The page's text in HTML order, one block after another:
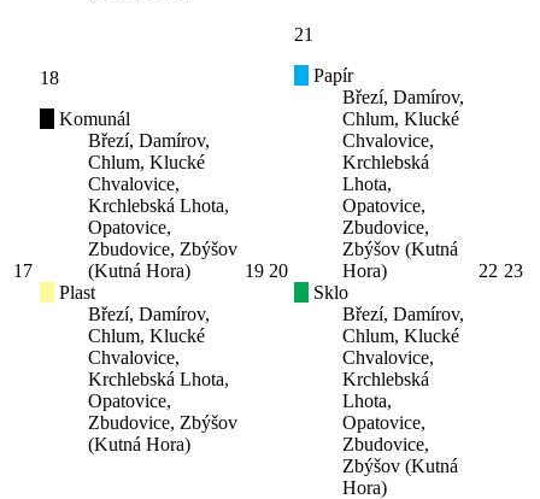
17
18
Komunál
Březí, Damírov,
Chlum, Klucké
Chvalovice,
Krchlebská Lhota,
Opatovice,
Zbudovice, Zbýšov
(Kutná Hora)
Plast
Březí, Damírov,
Chlum, Klucké
Chvalovice,
Krchlebská Lhota,
Opatovice,
Zbudovice, Zbýšov
(Kutná Hora)
19 20
21
Papír
Březí, Damírov,
Chlum, Klucké
Chvalovice,
Krchlebská
Lhota,
Opatovice,
Zbudovice,
Zbýšov (Kutná
Hora)
Sklo
Březí, Damírov,
Chlum, Klucké
Chvalovice,
Krchlebská
Lhota,
Opatovice,
Zbudovice,
Zbýšov (Kutná
Hora)
22 23